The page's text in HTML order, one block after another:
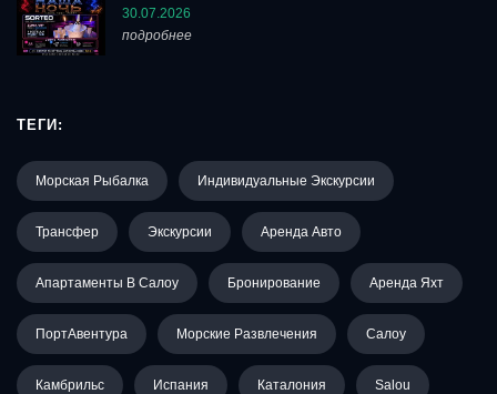
30.07.2026
подробнее
ТЕГИ:
Морская Рыбалка Индивидуальные Экскурсии
Трансфер Экскурсии Аренда Авто
Апартаменты В Салоу Бронирование Аренда Яхт
ПортАвентура Морские Развлечения Салоу
Камбрильс Испания Каталония Salou